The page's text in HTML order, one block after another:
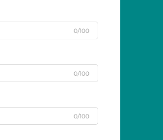
0/100
0/100
0/100